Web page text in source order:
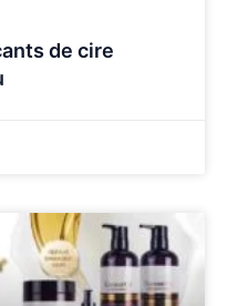
de cire